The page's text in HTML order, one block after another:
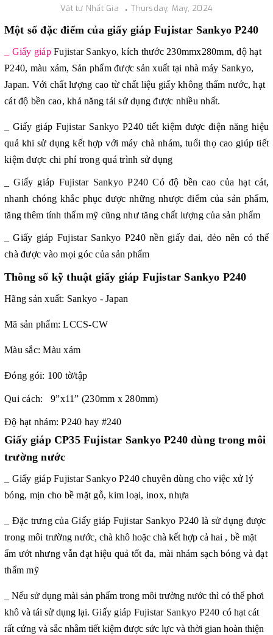
Vật tư Nhất Gia Thursday, May, 2024
Một số đặc điểm của giấy giáp Fujistar Sankyo P240
_ Giấy giáp Fujistar Sankyo, kích thước 230mmx280mm, độ hạt
P240, màu xám, Sản phẩm được sản xuất tại nhà máy Sankyo,
Japan. Với chất lượng cao từ chất liệu giấy không thấm nước, hạt
cát độ bền cao, khả năng tái sử dụng được nhiều nhất.
_ Giấy giáp Fujistar Sankyo P240 tiết kiệm được điện năng hiệu
quả khi sử dụng kết hợp với máy chà nhám, tuổi thọ cao giúp tiết
kiệm được chi phí trong quá trình sử dụng
_ Giấy giáp Fujistar Sankyo P240 Có độ bền cao của hạt cát,
nhanh chóng khắc phục được những nhược điểm của sản phẩm,
tăng thêm tính thẩm mỹ cũng như tăng chất lượng của sản phẩm
_ Giấy giáp Fujistar Sankyo P240 nền giấy dai, dẻo nên có thể
chà được vào mọi góc của sản phẩm
Thông số kỹ thuật giấy giáp Fujistar Sankyo P240
Hãng sản xuất: Sankyo - Japan
Mã sản phẩm:LCCS-CW
Màu sắc: Màu xám
Đóng gói: 100 tờ/tập
Qui cách: 9”x11” (230mm x 280mm)
Độ hạt nhám: P240 hay #240
Giấy giáp CP35 Fujistar Sankyo P240 dùng trong môi
trường nước
_ Giấy giáp Fujistar Sankyo P240 chuyên dùng cho việc xử lý
bóng, mịn cho bề mặt gỗ, kim loại, inox, nhựa
_ Đặc trưng của Giấy giáp Fujistar Sankyo P240 là sử dụng được
trong môi trường nước, chà khô hoặc chà kết hợp cả hai , bề mặt
ẩm ướt nhưng vẫn đạt hiệu quả tốt đa, mài nhám sạch bóng và đạt
thẩm mỹ
_ Nếu sử dụng mài sản phẩm trong môi trường nước thì có thể phơi
khô và tái sử dụng lại. Giấy giáp Fujistar Sankyo P240 có hạt cát
rất cứng và sắc nhằm tiết kiệm được sức lực và thời gian hoàn thiện